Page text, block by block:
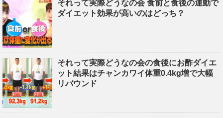
それって実際どうなの会 食前と食後の運動で
ダイエット効果が高いのはどっち？
それって実際どうなの会の食後にお酢ダイエ
ット結果はチャンカワイ体重0.4kg増で大幅
リバウンド